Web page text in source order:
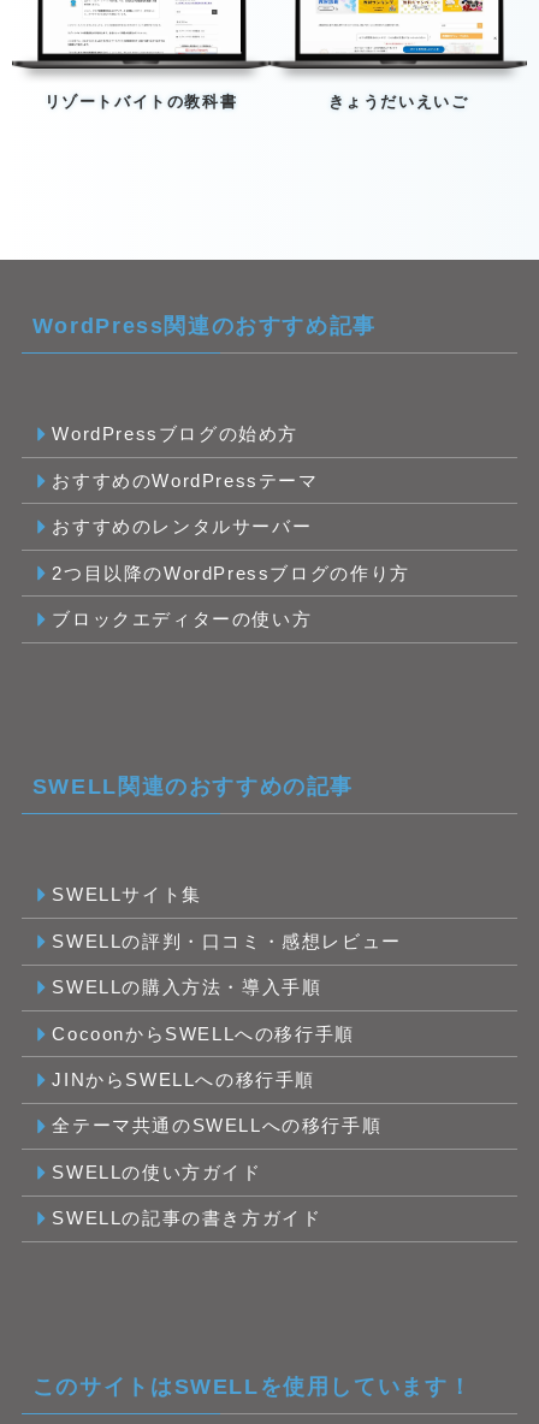
リゾートバイトの教科書 きょうだいえいご
WordPress関連のおすすめ記事
WordPressブログの始め方
おすすめのWordPressテーマ
おすすめのレンタルサーバー
2つ目以降のWordPressブログの作り方
ブロックエディターの使い方
SWELL関連のおすすめの記事
SWELLサイト集
SWELLの評判・口コミ・感想レビュー
SWELLの購入方法・導入手順
CocoonからSWELLへの移行手順
JINからSWELLへの移行手順
全テーマ共通のSWELLへの移行手順
SWELLの使い方ガイド
SWELLの記事の書き方ガイド
このサイトはSWELLを使用しています！